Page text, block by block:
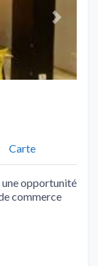
Suivant
Carte
une opportunité
commerce